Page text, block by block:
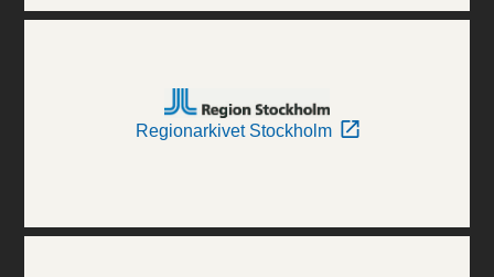
Regionarkivet Stockholm